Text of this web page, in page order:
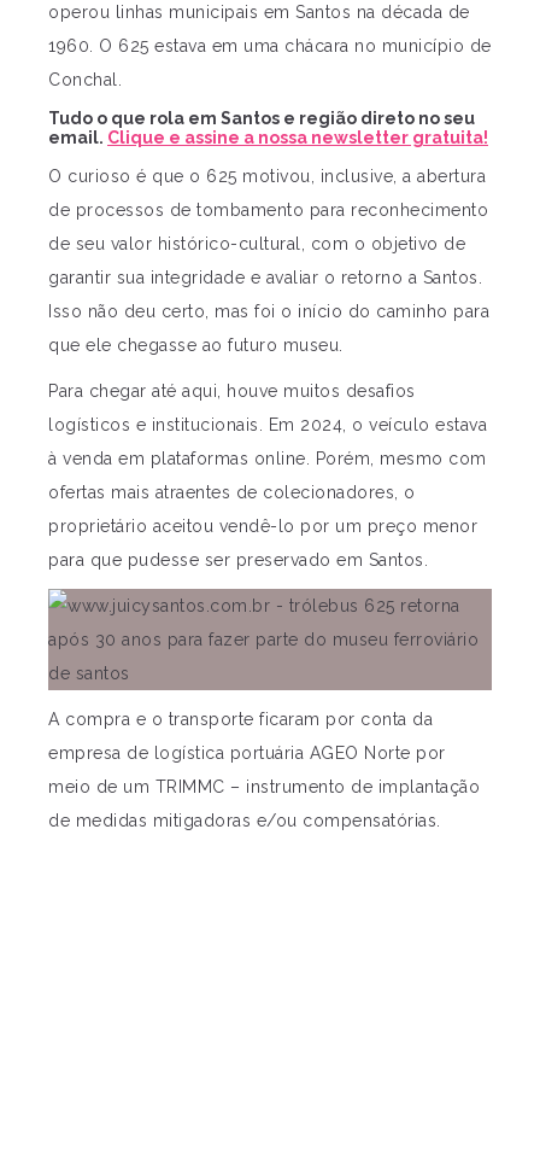
operou linhas municipais em Santos na década de
1960. O 625 estava em uma chácara no município de
Conchal.
Tudo o que rola em Santos e região direto no seu
email. Clique e assine a nossa newsletter gratuita!
O curioso é que o 625 motivou, inclusive, a abertura
de processos de tombamento para reconhecimento
de seu valor histórico-cultural, com o objetivo de
garantir sua integridade e avaliar o retorno a Santos.
Isso não deu certo, mas foi o início do caminho para
que ele chegasse ao futuro museu.
Para chegar até aqui, houve muitos desafios
logísticos e institucionais. Em 2024, o veículo estava
à venda em plataformas online. Porém, mesmo com
ofertas mais atraentes de colecionadores, o
proprietário aceitou vendê-lo por um preço menor
para que pudesse ser preservado em Santos.
A compra e o transporte ficaram por conta da
empresa de logística portuária AGEO Norte por
meio de um TRIMMC – instrumento de implantação
de medidas mitigadoras e/ou compensatórias.